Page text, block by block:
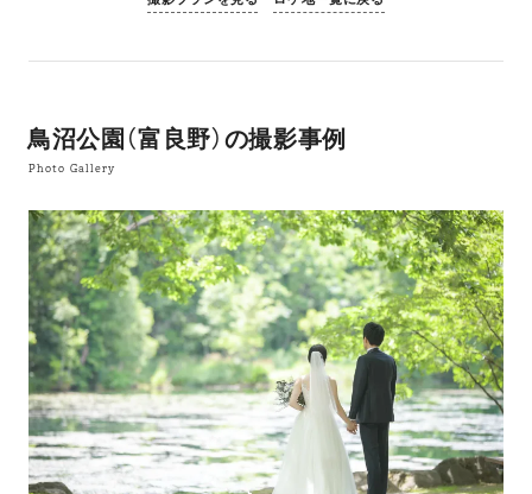
鳥沼公園（富良野）の撮影事例
Photo Gallery